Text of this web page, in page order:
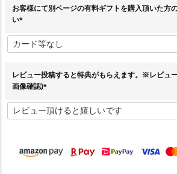
お客様にて別ページの有料ギフトを購入頂いた方
い
必
須
レビュー投稿すると特典がもらえます。※レビュ
画像確認)
必
須